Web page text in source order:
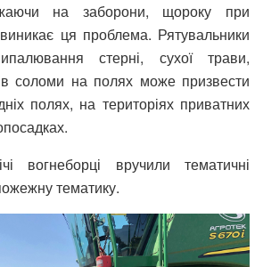
на заборони, щороку при
ця проблема. Рятувальники
стерні, сухої трави,
соломи на полях може призвести
полях, на територіях приватних
вогнеборці вручили тематичні
тематику.